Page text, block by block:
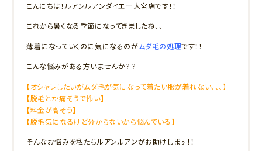
こんにちは！ルアンルアンダイエー大宮店です！！
これから暑くなる季節になってきましたね、、
薄着になっていくのに気になるのがムダ毛の処理です！！
こんな悩みがある方いませんか？？
【オシャレしたいがムダ毛が気になって着たい服が着れない、、、】
【脱毛とか痛そうで怖い】
【料金が高そう】
【脱毛気になるけど分からないから悩んでいる】
そんなお悩みを私たちルアンルアンがお助けします！！